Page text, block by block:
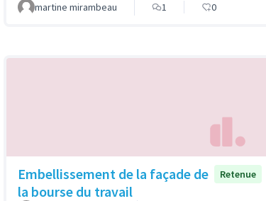
martine mirambeau 1 0
Embellissement de la façade de
la bourse du travail
Retenue